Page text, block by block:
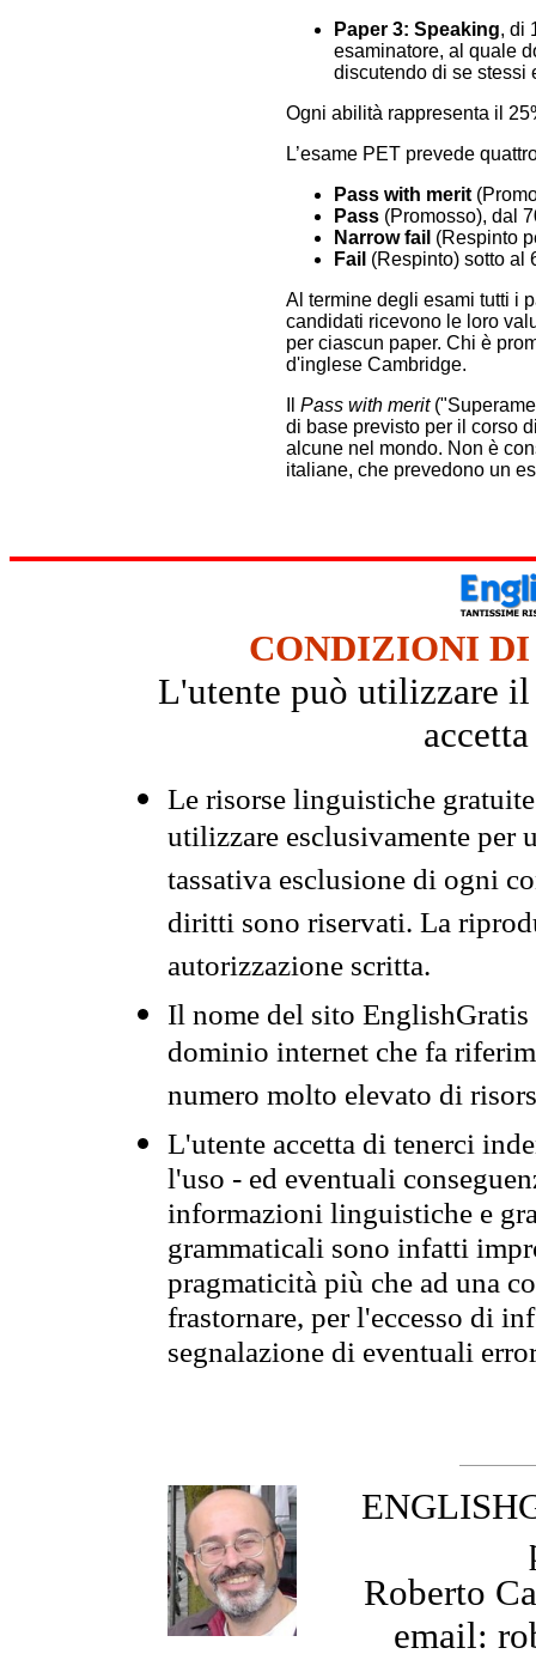
Paper 3: Speaking, di
esaminatore, al quale
discutendo di se stessi
Ogni abilità rappresenta il
L’esame PET prevede
Pass with merit
Pass (Promosso), dal
Narrow fail (Respinto
Fail (Respinto) sotto al
Al termine degli esami tutti i
candidati ricevono le loro
per ciascun paper. Chi è
d'inglese Cambridge.
Pass with merit
di base previsto per il corso
alcune nel mondo. Non è
italiane, che prevedono un
CONDIZIONI DI
L'utente può utilizzare il
Le risorse linguistiche
utilizzare esclusivamente per
tassativa esclusione di ogni
diritti sono riservati. La
autorizzazione scritta.
Il nome del sito
dominio internet che fa
numero molto elevato di
L'utente accetta di tenerci
l'uso - ed eventuali
informazioni linguistiche e
grammaticali sono infatti
pragmaticità più che ad una
frastornare, per l'eccesso di
segnalazione di eventuali
Roberto
email: